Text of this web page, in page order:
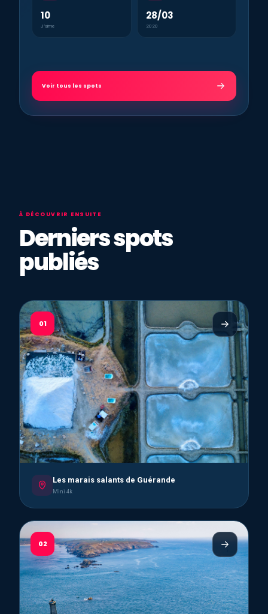
10
J’aime
28/03
2020
Voir tous les spots
À DÉCOUVRIR ENSUITE
Derniers spots
publiés
01
Les marais salants de Guérande
Mini 4k
02